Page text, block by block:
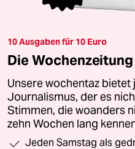
10 Ausgaben für 10 Euro
Die
Unsere wochentaz bietet
Journalismus, der es
Stimmen, die woanders
zehn Wochen lang
Jeden Samstag als